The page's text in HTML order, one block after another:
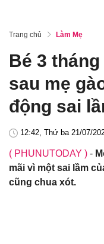
Trang chủ Làm Mẹ
Bé 3
sau mẹ
động sai
12:42, Thứ ba 21/07/
( PHUNUTODAY ) -
mãi vì một sai lầm
cũng chua xót.